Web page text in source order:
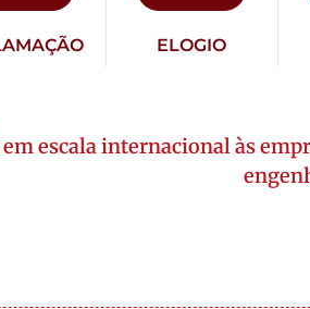
ELOGIO
em escala internacional às